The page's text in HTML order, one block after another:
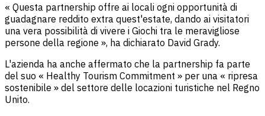
« Questa partnership offre ai locali ogni opportunità di
guadagnare reddito extra quest'estate, dando ai visitatori
una vera possibilità di vivere i Giochi tra le meravigliose
persone della regione », ha dichiarato David Grady.
L'azienda ha anche affermato che la partnership fa parte
del suo « Healthy Tourism Commitment » per una « ripresa
sostenibile » del settore delle locazioni turistiche nel Regno
Unito.